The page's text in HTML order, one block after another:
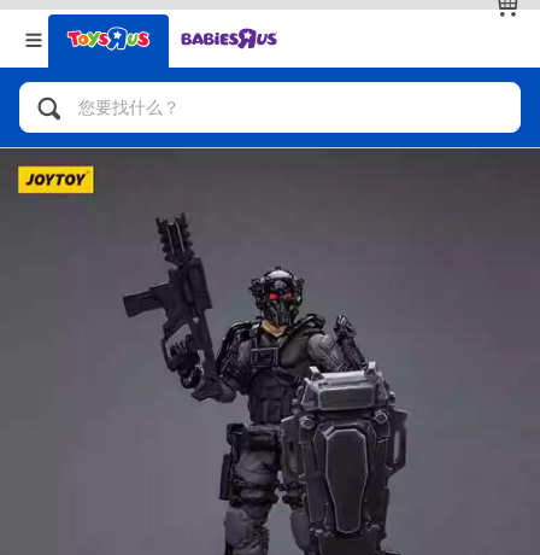
返回
分类目录
人气英雄，角色扮演，射击玩具
自行车，滑板车，骑乘车
拼砌组合及乐高LEGO
玩具车，货车，火车及遥控系列
手工艺，文具，蜡笔，泥胶，画板
娃娃，芭比，收藏公仔
返回
品牌
查看全部